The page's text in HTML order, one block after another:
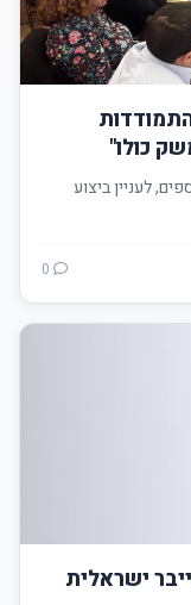
לעניין ביצוע
ישראלית